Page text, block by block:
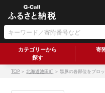
カテゴリーから
探す
寄
TOP ＞北海道池田町 ＞ 黒豚の各部位をブロ